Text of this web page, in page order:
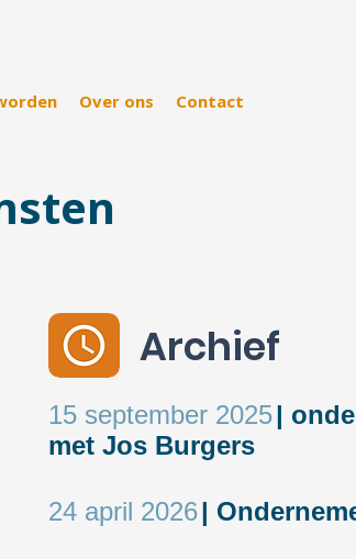
Over ons Contact
Archief
15 september 2025|
met Jos Burgers
24 april 2026|